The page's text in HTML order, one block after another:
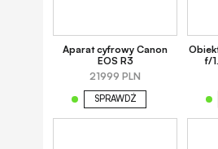
Aparat cyfrowy Canon
EOS R3
21999 PLN
SPRAWDŹ
f/